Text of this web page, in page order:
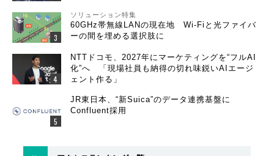
ソリューション特集
60GHz帯無線LANの現在地 Wi-Fiと光ファイバ
ーの間を埋める選択肢に
NTTドコモ、2027年にマーケティングを“フルAI
化”へ 「現場社員も納得の切れ味鋭いAIエージ
ェント作る」
JR東日本、“新Suica”のデータ連携基盤に
Confluent採用